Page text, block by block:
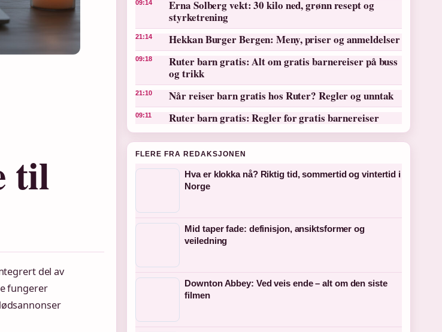
til
del av
fungerer
09:14
Erna Solberg vekt: 30 kilo ned, grønn resept og
styrketrening
21:14 Hekkan Burger Bergen: Meny, priser og anmeldelser
09:18
Ruter barn gratis: Alt om gratis barnereiser på buss
og trikk
21:10 Når reiser barn gratis hos Ruter? Regler og unntak
09:11 Ruter barn gratis: Regler for gratis barnereiser
FLERE FRA REDAKSJONEN
Hva er klokka nå? Riktig tid, sommertid og vintertid i
Norge
Mid taper fade: definisjon, ansiktsformer og
veiledning
Downton Abbey: Ved veis ende – alt om den siste
filmen